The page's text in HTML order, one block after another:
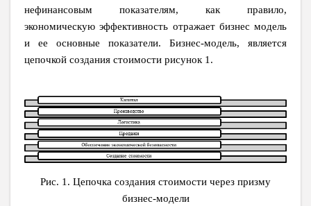
нефинансовым показателям, как правило,
экономическую эффективность отражает бизнес модель
и ее основные показатели. Бизнес-модель, является
цепочкой создания стоимости рисунок 1.
Рис. 1. Цепочка создания стоимости через призму
бизнес-модели